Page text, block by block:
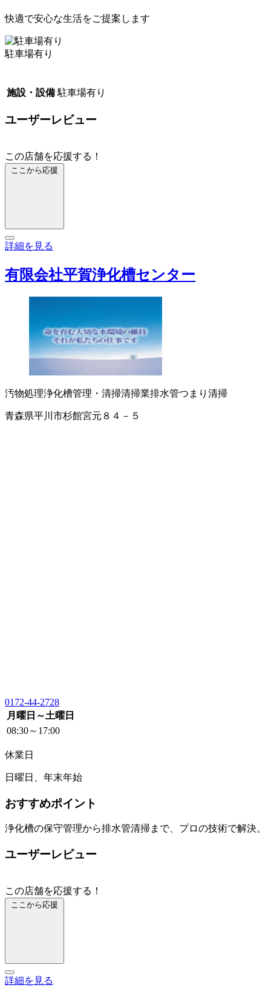
快適で安心な生活をご提案します
駐車場有り
施設・設備 駐車場有り
ユーザーレビュー
この店舗を応援する！
ここから応援
詳細を見る
有限会社平賀浄化槽センター
汚物処理浄化槽管理・清掃清掃業排水管つまり清掃
青森県平川市杉館宮元８４－５
0172-44-2728
月曜日～土曜日
08:30～17:00
休業日
日曜日、年末年始
おすすめポイント
浄化槽の保守管理から排水管清掃まで、プロの技術で解決。
ユーザーレビュー
この店舗を応援する！
ここから応援
詳細を見る